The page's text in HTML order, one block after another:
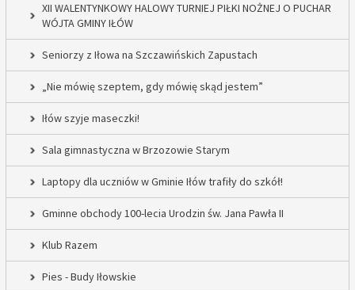
XII WALENTYNKOWY HALOWY TURNIEJ PIŁKI NOŻNEJ O PUCHAR
WÓJTA GMINY IŁÓW
Seniorzy z Iłowa na Szczawińskich Zapustach
„Nie mówię szeptem, gdy mówię skąd jestem”
Iłów szyje maseczki!
Sala gimnastyczna w Brzozowie Starym
Laptopy dla uczniów w Gminie Iłów trafiły do szkół!
Gminne obchody 100-lecia Urodzin św. Jana Pawła II
Klub Razem
Pies - Budy Iłowskie